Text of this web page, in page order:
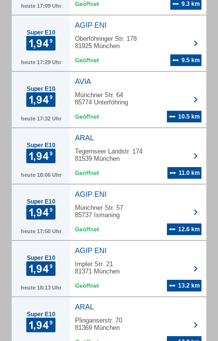
heute 17:09 Uhr 9.3 km
Super E10
heute 17:29 Uhr
AGIP ENI
Oberföhringer Str. 178
81925 München
9.5 km
Super E10
heute 17:32 Uhr
AVIA
Münchner Str. 64
85774 Unterföhring
10.5 km
Super E10
heute 18:06 Uhr
ARAL
Tegernseer Landstr. 174
81539 München
11.0 km
Super E10
heute 17:50 Uhr
AGIP ENI
Münchner Str. 57
85737 Ismaning
12.6 km
Super E10
heute 18:13 Uhr
AGIP ENI
Impler Str. 21
81371 München
13.2 km
Super E10
ARAL
Plinganserstr. 70
81369 München